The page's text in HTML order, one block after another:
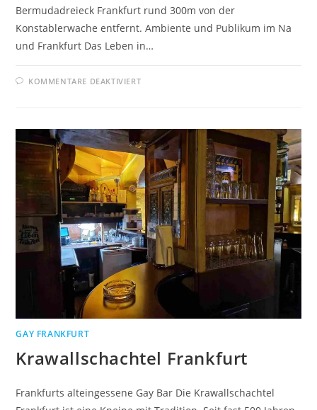
Bermudadreieck Frankfurt rund 300m von der
Konstablerwache entfernt. Ambiente und Publikum im Na
und Frankfurt Das Leben in…
KOMMENTARE DEAKTIVIERTFÜR
GAY FRANKFURT
Krawallschachtel Frankfurt
Frankfurts alteingessene Gay Bar Die Krawallschachtel